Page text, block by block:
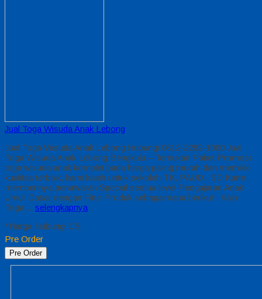
Jual Toga Wisuda Anak Lebong
Jual Toga Wisuda Anak Lebong Hubungi 0812-2282-1060 Jual
Toga Wisuda Anak Lebong Bengkulu – Temukan Paket Promosi
toga wisuda anak komplet pada harga paling murah dan memiliki
kualitas terbaik, kami kasih untuk sekolah TK, PAUD , SD Kami
memberinya penawaran Special semua level Pengajaran Anak
Umur Dasar dengan Fitur Produk sebagaimana berikut : Kain
Toga… selengkapnya
*Harga Hubungi CS
Pre Order
Pre Order